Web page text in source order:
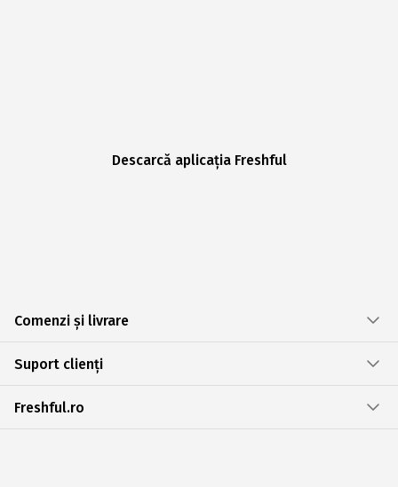
Descarcă aplicația Freshful
Comenzi și livrare
Suport clienți
Freshful.ro